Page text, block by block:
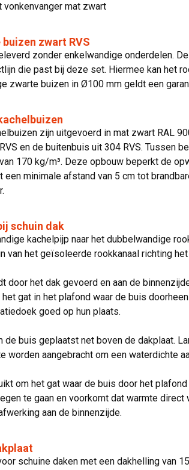
vonkenvanger mat zwart
zwart RVS
zonder enkelwandige onderdelen.
die past bij deze set. Hiermee kan het
zwarte buizen in Ø100 mm geldt een
zijn uitgevoerd in mat zwart RAL
en de buitenbuis uit 304 RVS. Tussen
170 kg/m³. Deze opbouw beperkt de
minimale afstand van 5 cm tot
schuin dak
kachelpijp naar het dubbelwandige
van het geïsoleerde rookkanaal richting het
door het dak gevoerd en aan de
gat in het plafond waar de buis
goed op hun plaats.
de buis geplaatst net boven de dakplaat.
aangebracht om een waterdichte
om het gat waar de buis door het
te gaan en voorkomt dat warmte
aan de binnenzijde.
schuine daken met een dakhelling van